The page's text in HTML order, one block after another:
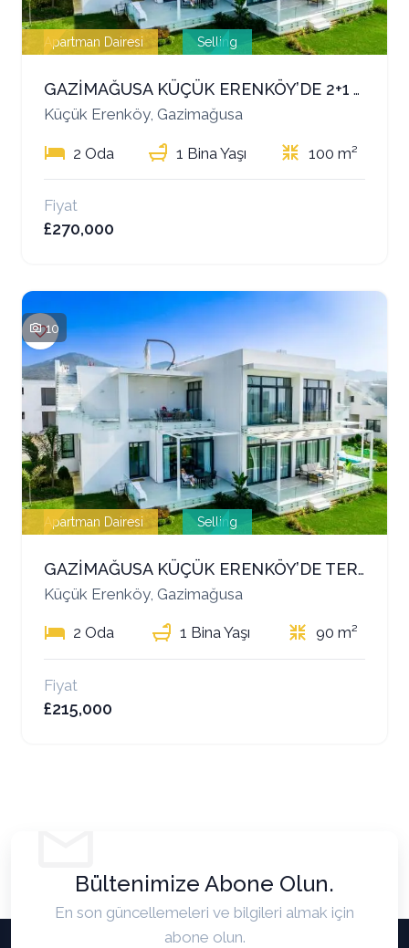
Apartman Dairesi Selling
GAZİMAĞUSA KÜÇÜK ERENKÖY’DE 2+1 TERASLI PENTHOUSE – DENİZE YALNIZCA 200 METRE!
Küçük Erenköy, Gazimağusa
2 Oda 1 Bina Yaşı 100 m²
Fiyat
£270,000
10
Apartman Dairesi Selling
GAZİMAĞUSA KÜÇÜK ERENKÖY’DE TERASLI, BAHÇELİ, 2+1 SATILIK DAİRE – LÜKS TESİS İMKANLARIYLA FERAH BİR YAŞAM
Küçük Erenköy, Gazimağusa
2 Oda 1 Bina Yaşı 90 m²
Fiyat
£215,000
Bültenimize Abone Olun.
En son güncellemeleri ve bilgileri almak için
abone olun.